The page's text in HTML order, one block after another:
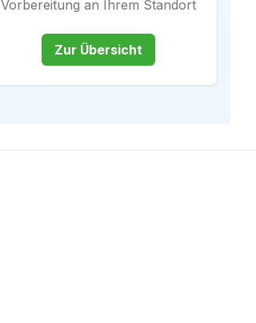
Vorbereitung an Ihrem Standort
Zur Übersicht